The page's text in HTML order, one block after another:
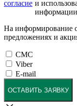
согласие и
На информирование
предложениях и
СМС
Viber
E-mail
ОСТАВИТЬ ЗАЯВКУ